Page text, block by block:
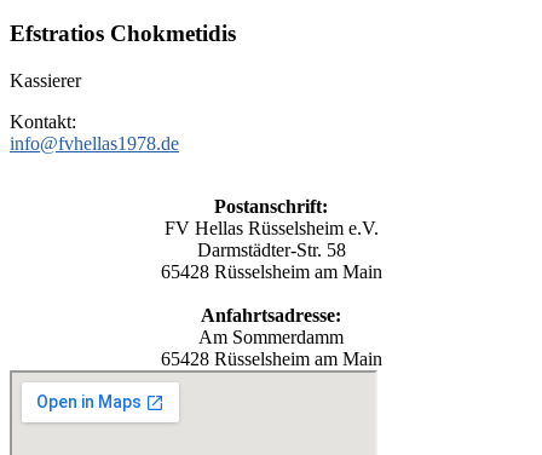
Efstratios Chokmetidis
Kassierer
Kontakt:
info@fvhellas1978.de
Postanschrift:
FV Hellas Rüsselsheim e.V.
Darmstädter-Str. 58
65428 Rüsselsheim am Main
Anfahrtsadresse:
Am Sommerdamm
65428 Rüsselsheim am Main